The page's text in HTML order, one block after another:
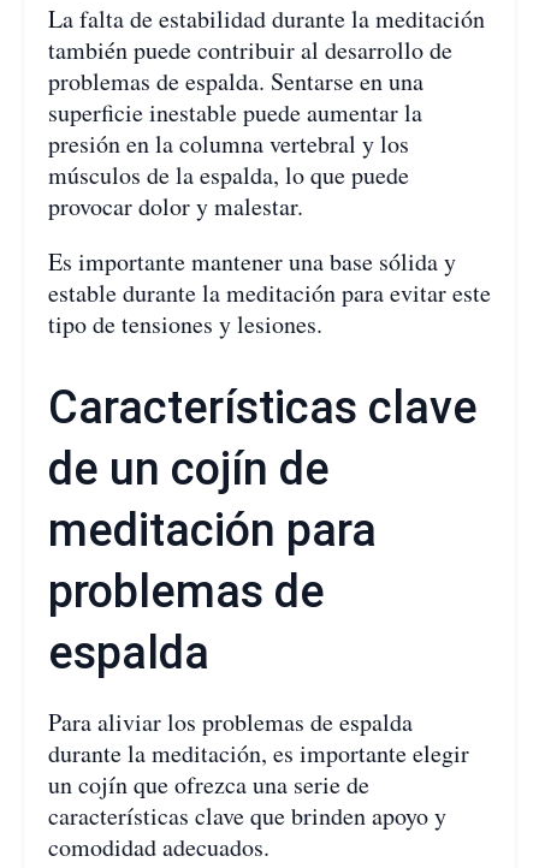
La falta de estabilidad durante la meditación
también puede contribuir al desarrollo de
problemas de espalda. Sentarse en una
superficie inestable puede aumentar la
presión en la columna vertebral y los
músculos de la espalda, lo que puede
provocar dolor y malestar.
Es importante mantener una base sólida y
estable durante la meditación para evitar este
tipo de tensiones y lesiones.
Características clave
de un cojín de
meditación para
problemas de
espalda
Para aliviar los problemas de espalda
durante la meditación, es importante elegir
un cojín que ofrezca una serie de
características clave que brinden apoyo y
comodidad adecuados.